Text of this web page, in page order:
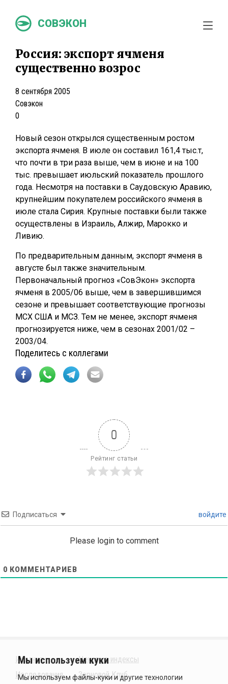
СОВЭКОН
Россия: экспорт ячменя
существенно возрос
8 сентября 2005
Совэкон
0
Новый сезон открылся существенным ростом
экспорта ячменя. В июле он составил 161,4 тыс.т,
что почти в три раза выше, чем в июне и на 100
тыс. превышает июльский показатель прошлого
года. Несмотря на поставки в Саудовскую Аравию,
крупнейшим покупателем российского ячменя в
июле стала Сирия. Крупные поставки были также
осуществлены в Израиль, Алжир, Марокко и
Ливию.
По предварительным данным, экспорт ячменя в
августе был также значительным.
Первоначальный прогноз «СовЭкон» экспорта
ячменя в 2005/06 выше, чем в завершившимся
сезоне и превышает соответствующие прогнозы
МСХ США и МСЗ. Тем не менее, экспорт ячменя
прогнозируется ниже, чем в сезонах 2001/02 –
2003/04.
Поделитесь с коллегами
0
Рейтинг статьи
Подписаться войдите
Please login to comment
0 КОММЕНТАРИЕВ
Издания
Исследования
Ценовые индексы
Зерновой Клуб